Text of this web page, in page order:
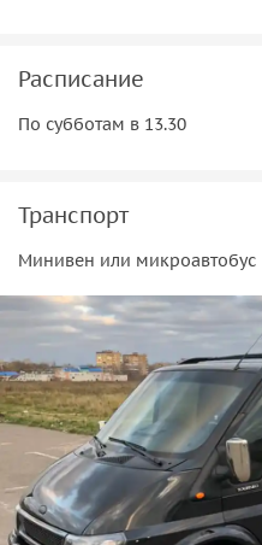
Расписание
По субботам в 13.30
Транспорт
Минивен или микроавтобус